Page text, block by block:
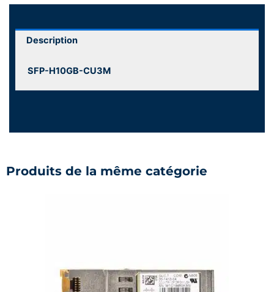
Description
SFP-H10GB-CU3M
Produits de la même catégorie